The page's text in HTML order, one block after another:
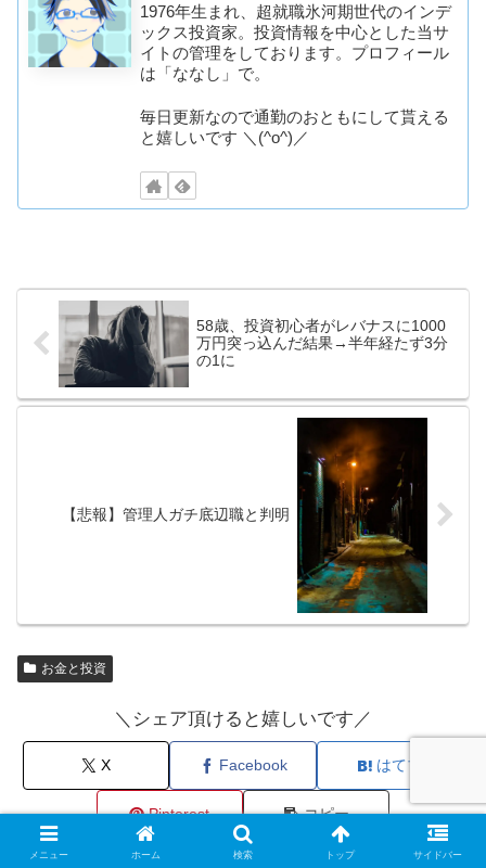
1976年生まれ、超就職氷河期世代のインデ
ックス投資家。投資情報を中心とした当サ
イトの管理をしております。プロフィール
は「ななし」で。
毎日更新なので通勤のおともにして貰える
と嬉しいです ＼(^o^)／
58歳、投資初心者がレバナスに1000
万円突っ込んだ結果→半年経たず3分
の1に
【悲報】管理人ガチ底辺職と判明
お金と投資
＼シェア頂けると嬉しいです／
X Facebook はてブ
Pinterest コピー
メニュー ホーム 検索 トップ サイドバー